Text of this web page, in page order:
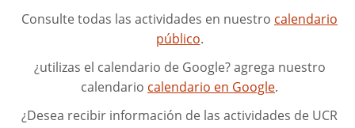
Consulte todas las actividades en nuestro calendario
público.
¿utilizas el calendario de Google? agrega nuestro
calendario calendario en Google.
¿Desea recibir información de las actividades de UCR